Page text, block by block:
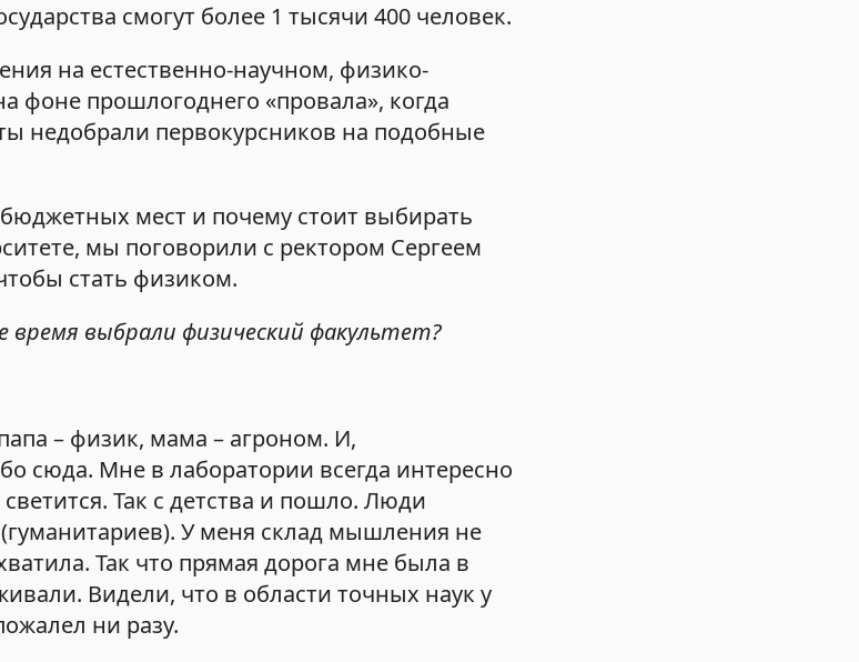
смогут более 1 тысячи 400 человек.
на естественно-научном, физико-
фоне прошлогоднего «провала», когда
недобрали первокурсников на подобные
мест и почему стоит выбирать
мы поговорили с ректором Сергеем
стать физиком.
время выбрали физический факультет?
– физик, мама – агроном. И,
сюда. Мне в лаборатории всегда интересно
Так с детства и пошло. Люди
У меня склад мышления не
Так что прямая дорога мне была в
Видели, что в области точных наук у
ни разу.